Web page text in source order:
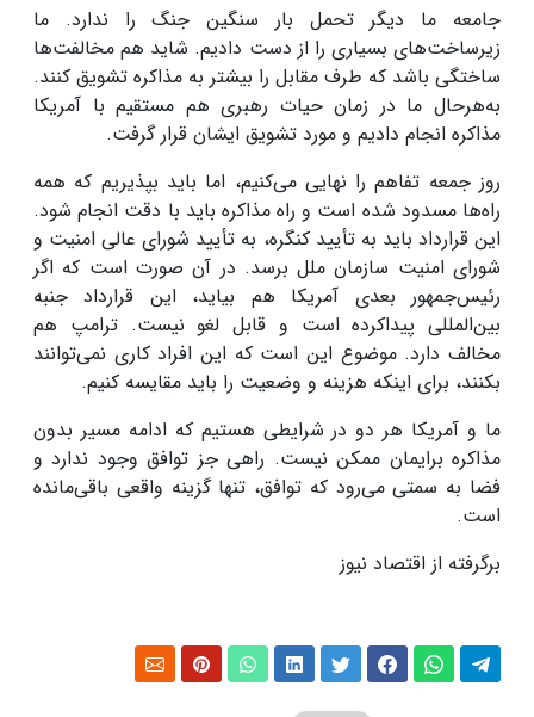
جامعه ما دیگر تحمل بار سنگین جنگ را ندارد. ما
زیرساخت‌های بسیاری را از دست دادیم. شاید هم مخالفت‌ها
ساختگی باشد که طرف مقابل را بیشتر به مذاکره تشویق کنند.
به‌هرحال ما در زمان حیات رهبری هم مستقیم با آمریکا
مذاکره انجام دادیم و مورد تشویق ایشان قرار گرفت.
روز جمعه تفاهم را نهایی می‌کنیم، اما باید بپذیریم که همه
راه‌ها مسدود شده است و راه مذاکره باید با دقت انجام شود.
این قرارداد باید به تأیید کنگره، به تأیید شورای عالی امنیت و
شورای امنیت سازمان ملل برسد. در آن صورت است که اگر
رئیس‌جمهور بعدی آمریکا هم بیاید، این قرارداد جنبه
بین‌المللی پیداکرده است و قابل لغو نیست. ترامپ هم
مخالف دارد. موضوع این است که این افراد کاری نمی‌توانند
بکنند، برای اینکه هزینه و وضعیت را باید مقایسه کنیم.
ما و آمریکا هر دو در شرایطی هستیم که ادامه مسیر بدون
مذاکره برایمان ممکن نیست. راهی جز توافق وجود ندارد و
فضا به سمتی می‌رود که توافق، تنها گزینه واقعی باقی‌مانده
است.
برگرفته از اقتصاد نیوز